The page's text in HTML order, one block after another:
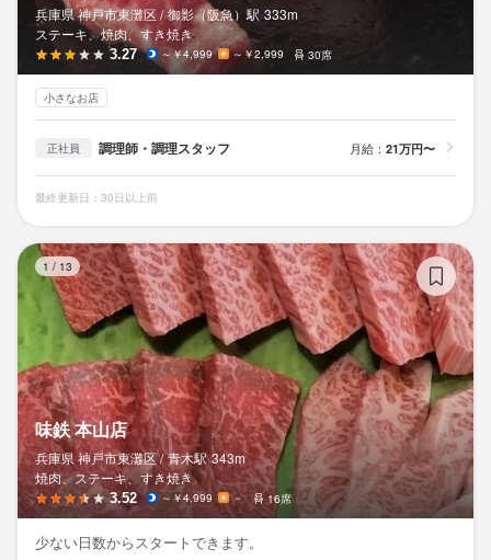
兵庫県 神戸市東灘区 / 御影（阪急） 駅 333m
ステーキ、焼肉、すき焼き
3.27 ～￥4,999 ～￥2,999 30席
小さなお店
正社員 調理師・調理スタッフ 月給： 21万円〜
最終更新日：30日以上前
1 / 13
味鉄 本山店
兵庫県 神戸市東灘区 / 青木駅 343m
焼肉、ステーキ、すき焼き
3.52 ～￥4,999 － 16席
少ない日数からスタートできます。